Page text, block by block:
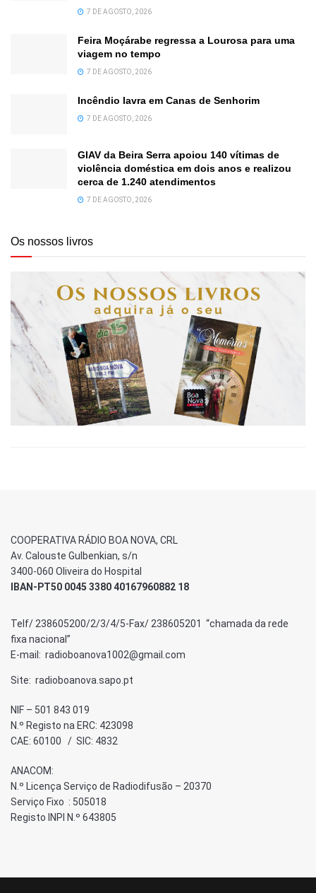
7 DE AGOSTO, 2026
Feira Moçárabe regressa a Lourosa para uma
viagem no tempo
7 DE AGOSTO, 2026
Incêndio lavra em Canas de Senhorim
7 DE AGOSTO, 2026
GIAV da Beira Serra apoiou 140 vítimas de
violência doméstica em dois anos e realizou
cerca de 1.240 atendimentos
7 DE AGOSTO, 2026
Os nossos livros
COOPERATIVA RÁDIO BOA NOVA, CRL
Av. Calouste Gulbenkian, s/n
3400-060 Oliveira do Hospital
IBAN-PT50 0045 3380 40167960882 18
Telf/ 238605200/2/3/4/5-Fax/ 238605201 “chamada da rede
fixa nacional”
E-mail: radioboanova1002@gmail.com
Site: radioboanova.sapo.pt
NIF – 501 843 019
N.º Registo na ERC: 423098
CAE: 60100 / SIC: 4832
ANACOM:
N.º Licença Serviço de Radiodifusão – 20370
Serviço Fixo : 505018
Registo INPI N.º 643805